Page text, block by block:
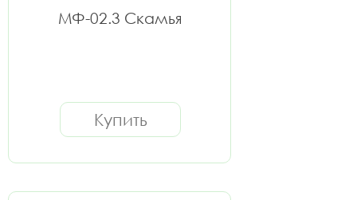
МФ-02.3 Скамья
Купить